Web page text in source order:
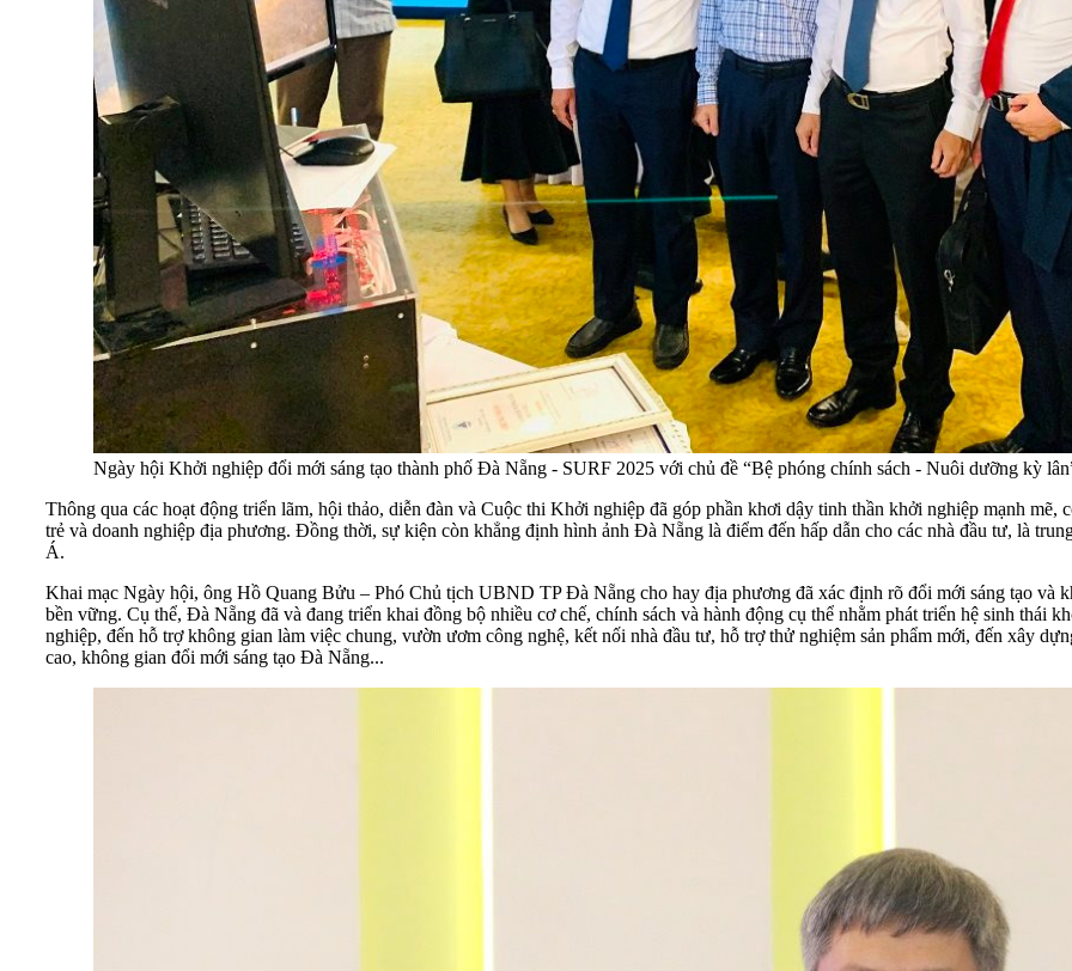
Ngày hội Khởi nghiệp đổi mới sáng tạo thành phố Đà Nẵng - SURF 2025 với chủ đề “Bệ phóng chính sách - Nuôi dưỡng kỳ
Thông qua các hoạt động triển lãm, hội thảo, diễn đàn và Cuộc thi Khởi nghiệp đã góp phần khơi dậy tinh thần khởi nghiệp mạnh
trẻ và doanh nghiệp địa phương. Đồng thời, sự kiện còn khẳng định hình ảnh Đà Nẵng là điểm đến hấp dẫn cho các nhà đầu tư, là
Á.
Khai mạc Ngày hội, ông Hồ Quang Bửu – Phó Chủ tịch UBND TP Đà Nẵng cho hay địa phương đã xác định rõ đổi mới sáng tạo và
bền vững. Cụ thể, Đà Nẵng đã và đang triển khai đồng bộ nhiều cơ chế, chính sách và hành động cụ thể nhằm phát triển hệ sinh thái
nghiệp, đến hỗ trợ không gian làm việc chung, vườn ươm công nghệ, kết nối nhà đầu tư, hỗ trợ thử nghiệm sản phẩm mới, đến xây
cao, không gian đổi mới sáng tạo Đà Nẵng...